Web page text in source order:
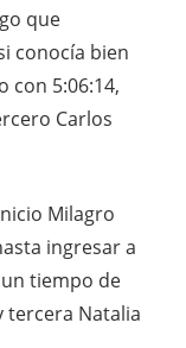
que
conocía bien
con 5:06:14,
Carlos
Milagro
ingresar a
tiempo de
tercera Natalia